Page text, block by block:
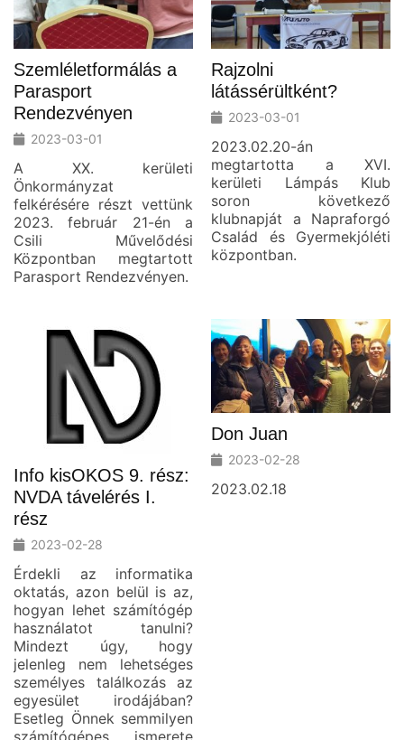
Szemléletformálás a
Parasport
Rendezvényen
2023-03-01
A XX. kerületi
Önkormányzat
felkérésére részt vettünk
2023. február 21-én a
Csili Művelődési
Központban megtartott
Parasport Rendezvényen.
Rajzolni
látássérültként?
2023-03-01
2023.02.20-án
megtartotta a XVI.
kerületi Lámpás Klub
soron következő
klubnapját a Napraforgó
Család és Gyermekjóléti
központban.
Info kisOKOS 9. rész:
NVDA távelérés I.
rész
2023-02-28
Érdekli az informatika
oktatás, azon belül is az,
hogyan lehet számítógép
használatot tanulni?
Mindezt úgy, hogy
jelenleg nem lehetséges
személyes találkozás az
egyesület irodájában?
Esetleg Önnek semmilyen
számítógépes ismerete
Don Juan
2023-02-28
2023.02.18